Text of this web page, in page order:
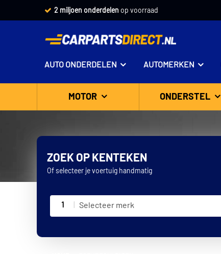
2 miljoen onderdelen op voorraad
AUTO ONDERDELEN AUTOMERKEN
MOTOR ONDERSTEL
ZOEK OP KENTEKEN
Of selecteer je voertuig handmatig
1 Selecteer merk